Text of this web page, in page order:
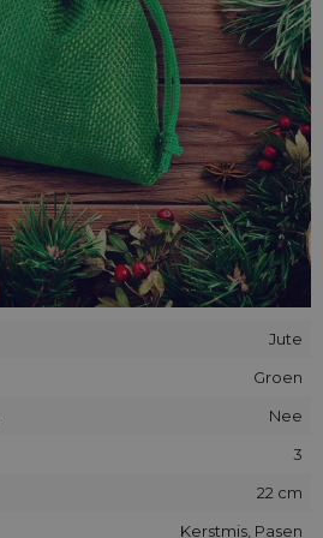
Jute
Groen
Nee
3
22 cm
Kerstmis, Pasen